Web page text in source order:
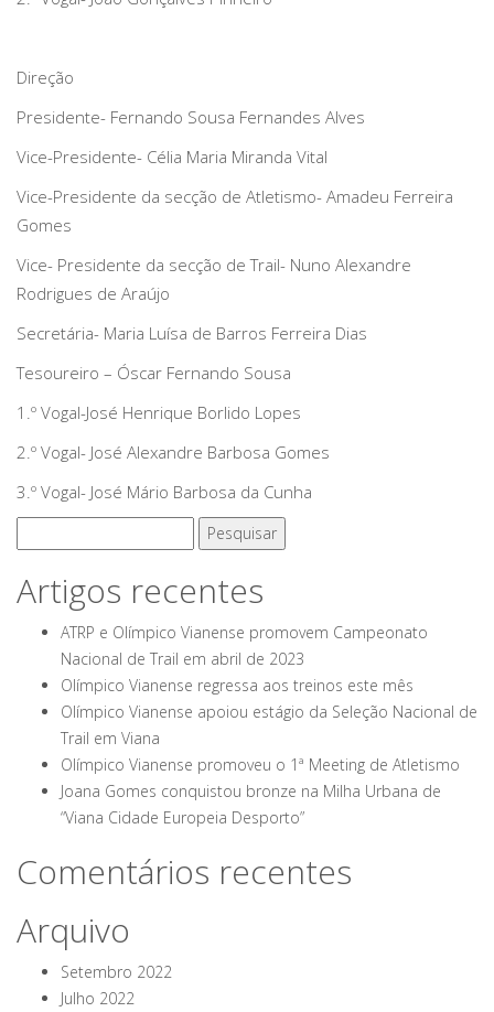
Direção
Presidente- Fernando Sousa Fernandes Alves
Vice-Presidente- Célia Maria Miranda Vital
Vice-Presidente da secção de Atletismo- Amadeu Ferreira
Gomes
Vice- Presidente da secção de Trail- Nuno Alexandre
Rodrigues de Araújo
Secretária- Maria Luísa de Barros Ferreira Dias
Tesoureiro – Óscar Fernando Sousa
1.º Vogal-José Henrique Borlido Lopes
2.º Vogal- José Alexandre Barbosa Gomes
3.º Vogal- José Mário Barbosa da Cunha
por:
Artigos recentes
ATRP e Olímpico Vianense promovem Campeonato
Nacional de Trail em abril de 2023
Olímpico Vianense regressa aos treinos este mês
Olímpico Vianense apoiou estágio da Seleção Nacional de
Trail em Viana
Olímpico Vianense promoveu o 1ª Meeting de Atletismo
Joana Gomes conquistou bronze na Milha Urbana de
“Viana Cidade Europeia Desporto”
Comentários recentes
Arquivo
Setembro 2022
Julho 2022